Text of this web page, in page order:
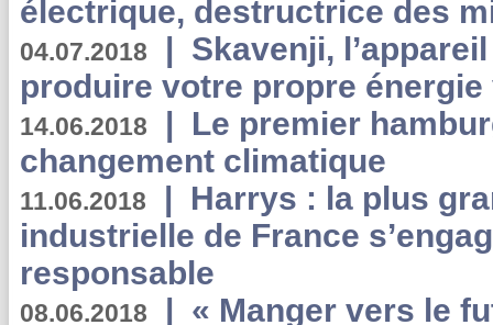
électrique, destructrice des
04.07.2018 | Skavenji,
produire votre propre
14.06.2018 | Le premier
changement climatique
11.06.2018 | Harrys : la plus
industrielle de France
responsable
08.06.2018 | « Manger vers le